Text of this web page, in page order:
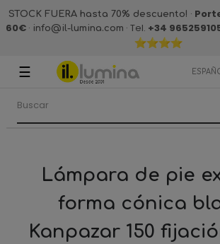
STOCK FUERA hasta 70% descuento! ·
60€· info@il-lumina.com · Tel. +34
Navegación
palanca
☰
Lámpara de pie
forma cónica
Kanpazar 150